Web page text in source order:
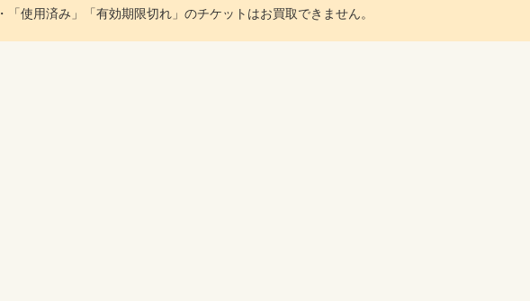
・「使用済み」「有効期限切れ」のチケットはお買取できません。